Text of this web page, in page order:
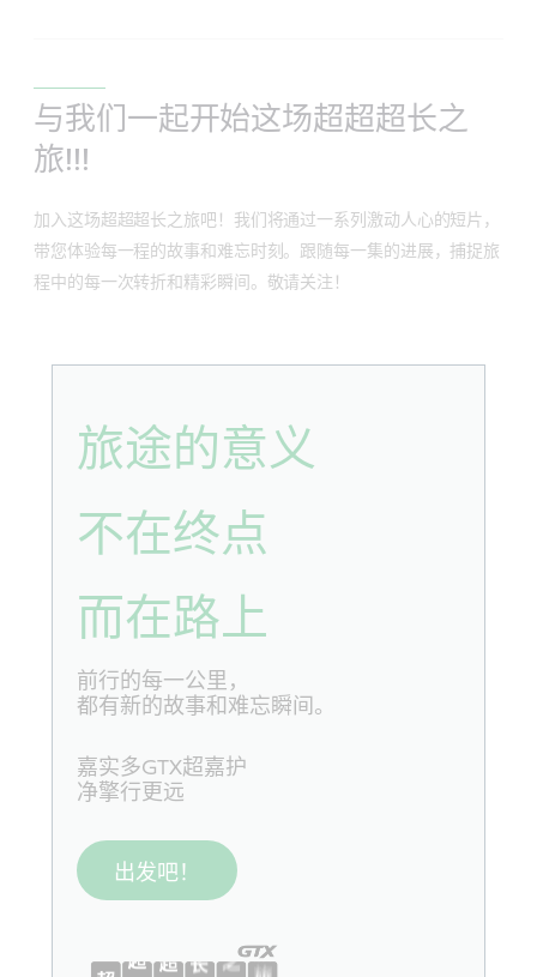
与我们一起开始这场超超超长之
旅!!!
加入这场超超超长之旅吧！我们将通过一系列激动人心的短片，
带您体验每一程的故事和难忘时刻。跟随每一集的进展，捕捉旅
程中的每一次转折和精彩瞬间。敬请关注！
旅途的意义
不在终点
而在路上
前行的每一公里，
都有新的故事和难忘瞬间。
嘉实多GTX超嘉护
净擎行更远
出发吧！